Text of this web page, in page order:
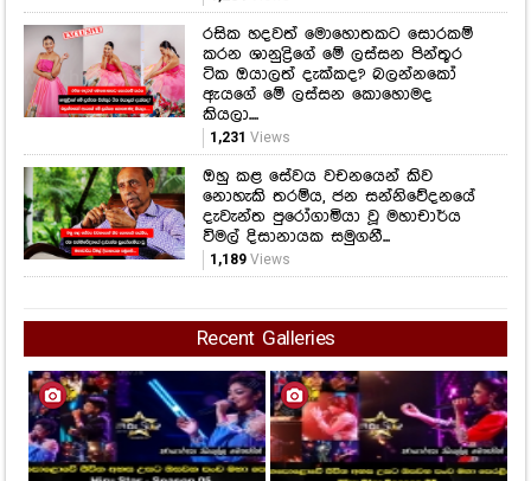
රසික හදවත් මොහොතකට සොරකම්
කරන ශානුද්‍රිගේ මේ ලස්සන පින්තූර
ටික ඔයාලත් දැක්කද? බලන්නකෝ
ඇයගේ මේ ලස්සන කොහොමද
කියලා....
1,231 Views
ඔහු කළ සේවය වචනයෙන් කිව
නොහැකි තරම්ය, ජන සන්නිවේදනයේ
දැවැන්ත පුරෝගාමියා වූ මහාචාර්ය
විමල් දිසානායක සමුගනී...
1,189Views
Recent Galleries